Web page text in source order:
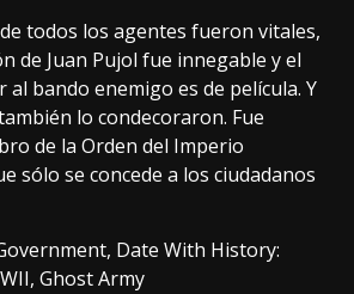
todos los agentes fueron vitales,
de Juan Pujol fue innegable y el
al bando enemigo es de película. Y
lo condecoraron. Fue
de la Orden del Imperio
sólo se concede a los ciudadanos
, Date With History:
, Ghost Army